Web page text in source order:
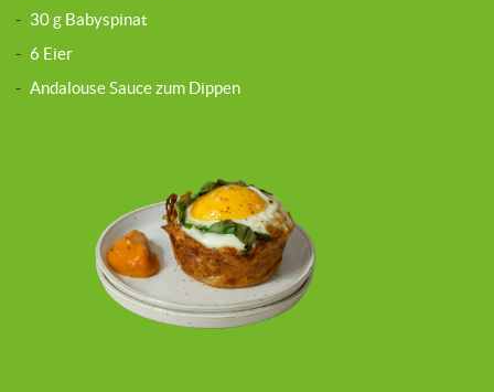
- 30 g Babyspinat
- 6 Eier
- Andalouse Sauce zum Dippen